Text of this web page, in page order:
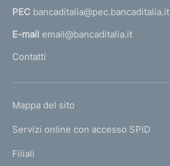
a
l
m
e
a
PEC bancaditalia@pec.bancaditalia.it
E-mail email@bancaditalia.it
Contatti
L
N
K
Mappa del sito
Servizi online con accesso SPID
Filiali